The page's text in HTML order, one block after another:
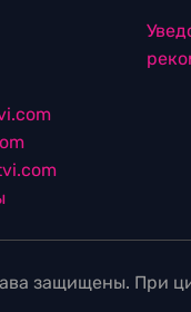
защищены. При